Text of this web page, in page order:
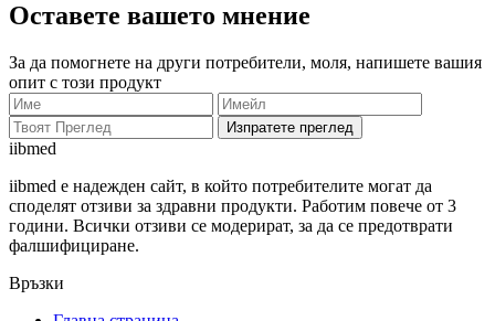
Оставете вашето мнение
За да помогнете на други потребители, моля, напишете вашия
опит с този продукт
Изпратете преглед
iibmed
iibmed е надежден сайт, в който потребителите могат да
споделят отзиви за здравни продукти. Работим повече от 3
години. Всички отзиви се модерират, за да се предотврати
фалшифициране.
Връзки